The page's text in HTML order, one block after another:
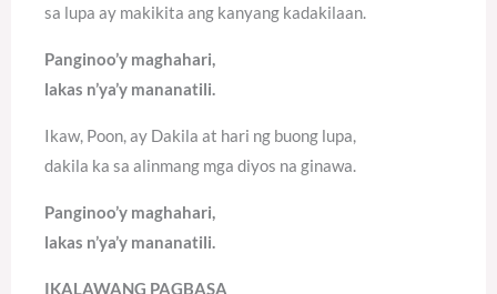
sa lupa ay makikita ang kanyang kadakilaan.
Panginoo’y maghahari,
lakas n’ya’y mananatili.
Ikaw, Poon, ay Dakila at hari ng buong lupa,
dakila ka sa alinmang mga diyos na ginawa.
Panginoo’y maghahari,
lakas n’ya’y mananatili.
IKALAWANG PAGBASA